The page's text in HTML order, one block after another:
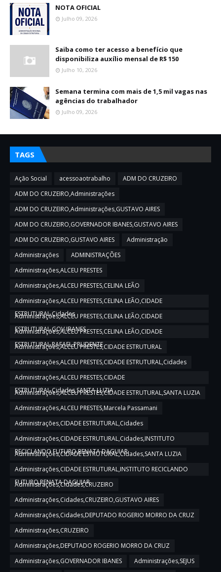
NOTA OFICIAL
Julho 09, 2026
Saiba como ter acesso a benefício que
disponibiliza auxílio mensal de R$ 150
Julho 10, 2026
Semana termina com mais de 1,5 mil vagas nas
agências do trabalhador
Julho 09, 2026
TAGS
Ação Social acessoaotrabalho
ADM DO CRUZEIRO
ADM DO CRUZEIRO,Administrações
ADM DO CRUZEIRO,Administrações,GUSTAVO AIRES
ADM DO CRUZEIRO,GOVERNADOR IBANES,GUSTAVO AIRES
ADM DO CRUZEIRO,GUSTAVO AIRES
Administração
Administrações
ADMINISTRAÇÕES
Administrações,ALCEU PRESTES
Administrações,ALCEU PRESTES,CELINA LEÃO
Administrações,ALCEU PRESTES,CELINA LEÃO,CIDADE
ESTRUTURAL,Cidades
Administrações,ALCEU PRESTES,CELINA LEÃO,CIDADE
ESTRUTURAL,GOV IBANES
Administrações,ALCEU PRESTES,CELINA LEÃO,CIDADE
ESTRUTURAL,RAFAEL PRUDENTE
Administrações,ALCEU PRESTES,CIDADE ESTRUTURAL
Administrações,ALCEU PRESTES,CIDADE ESTRUTURAL,Cidades
Administrações,ALCEU PRESTES,CIDADE
ESTRUTURAL,Cidades,SANTA LUZIA
Administrações,ALCEU PRESTES,CIDADE ESTRUTURAL,SANTA LUZIA
Administrações,ALCEU PRESTES,Marcela Passamani
Administrações,CIDADE ESTRUTURAL,Cidades
Administrações,CIDADE ESTRUTURAL,Cidades,INSTITUTO
RECICLANDO FUTURO,RENATA DAGUIAR
Administrações,CIDADE ESTRUTURAL,Cidades,SANTA LUZIA
Administrações,CIDADE ESTRUTURAL,INSTITUTO RECICLANDO
FUTURO,RENATA DAGUIAR
Administrações,Cidades,CRUZEIRO
Administrações,Cidades,CRUZEIRO,GUSTAVO AIRES
Administrações,Cidades,DEPUTADO ROGERIO MORRO DA CRUZ
Administrações,CRUZEIRO
Administrações,DEPUTADO ROGERIO MORRO DA CRUZ
Administrações,GOVERNADOR IBANES
Administrações,SEJUS